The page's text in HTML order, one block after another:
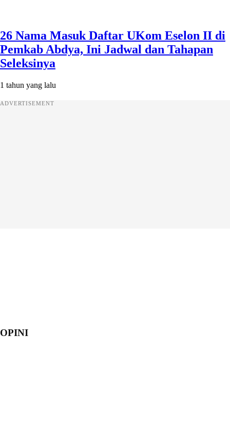
26 Nama Masuk Daftar UKom Eselon II di
Pemkab Abdya, Ini Jadwal dan Tahapan
Seleksinya
1 tahun yang lalu
ADVERTISEMENT
OPINI